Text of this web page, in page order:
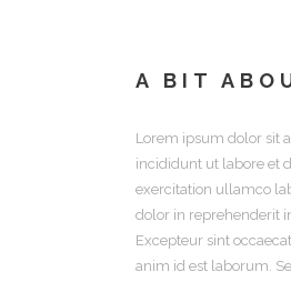
A BIT
Lorem ipsum dolor sit
incididunt ut labore et
exercitation ullamco
dolor in reprehenderit
Excepteur sint
anim id est laborum.